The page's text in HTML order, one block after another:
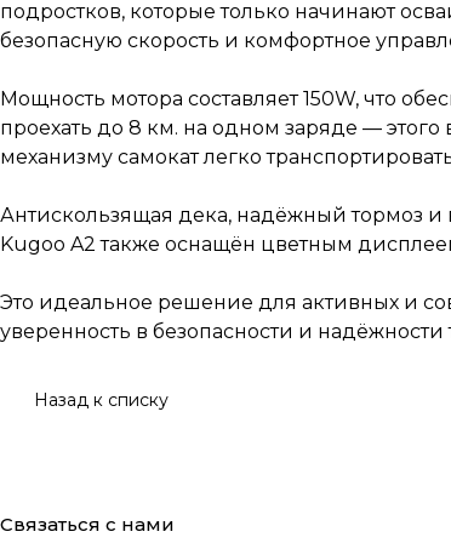
подростков, которые только начинают
безопасную скорость и комфортное
Мощность мотора составляет 150W, что
проехать до 8 км. на одном заряде —
механизму самокат легко
Антискользящая дека, надёжный тормоз и
Kugoo A2 также оснащён цветным
Это идеальное решение для активных и
уверенность в безопасности и надёжности
Назад к списку
Связаться с нами